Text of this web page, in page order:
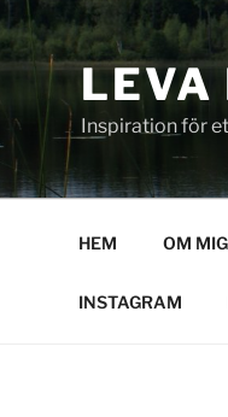
LEVA
Inspiration för
HEM OM MIG
INSTAGRAM